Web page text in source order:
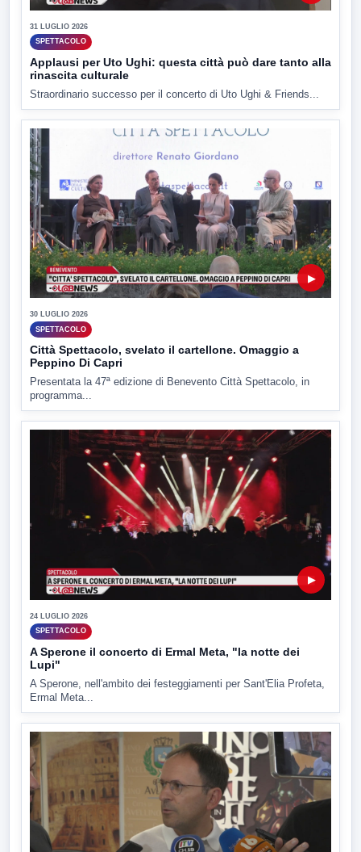
31 LUGLIO 2026
SPETTACOLO
Applausi per Uto Ughi: questa città può dare tanto alla
rinascita culturale
Straordinario successo per il concerto di Uto Ughi & Friends...
▶
30 LUGLIO 2026
SPETTACOLO
Città Spettacolo, svelato il cartellone. Omaggio a
Peppino Di Capri
Presentata la 47ª edizione di Benevento Città Spettacolo, in
programma...
▶
24 LUGLIO 2026
SPETTACOLO
A Sperone il concerto di Ermal Meta, "la notte dei
Lupi"
A Sperone, nell'ambito dei festeggiamenti per Sant'Elia Profeta,
Ermal Meta...